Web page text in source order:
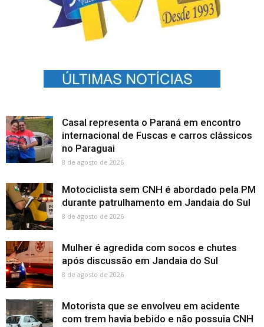
Casal representa o Paraná em encontro
internacional de Fuscas e carros clássicos
no Paraguai
8 de agosto de 2026
Motociclista sem CNH é abordado pela PM
durante patrulhamento em Jandaia do Sul
8 de agosto de 2026
Mulher é agredida com socos e chutes
após discussão em Jandaia do Sul
8 de agosto de 2026
Motorista que se envolveu em acidente
com trem havia bebido e não possuia CNH